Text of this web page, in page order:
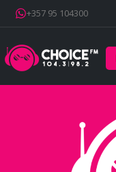
+357 95 104300